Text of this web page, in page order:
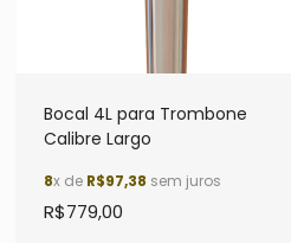
Bocal 4L para Trombone
Calibre Largo
8x de R$97,38 sem juros
R$779,00